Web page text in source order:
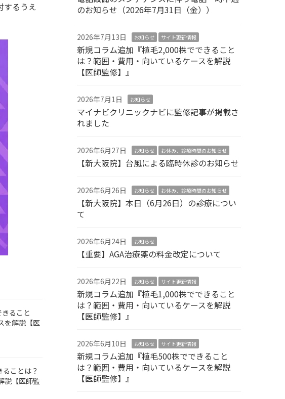
するうえ
ること
を解説【医
ことは？
説【医師監
のお知らせ（2026年7月31日（金））
2026年7月13日 お知らせ サイト更新情報
新規コラム追加『植毛2,000株でできること
は？範囲・費用・向いているケースを解説
【医師監修】』
2026年7月1日 お知らせ
マイナビクリニックナビに監修記事が掲載さ
れました
2026年6月27日 お知らせ お休み、診療時間のお知らせ
【新大阪院】台風による臨時休診のお知らせ
2026年6月26日 お知らせ お休み、診療時間のお知らせ
【新大阪院】本日（6月26日）の診療につい
て
2026年6月24日 お知らせ
【重要】AGA治療薬の料金改定について
2026年6月22日 お知らせ サイト更新情報
新規コラム追加『植毛1,000株でできること
は？範囲・費用・向いているケースを解説
【医師監修】』
2026年6月10日 お知らせ サイト更新情報
新規コラム追加『植毛500株でできること
は？範囲・費用・向いているケースを解説
【医師監修】』